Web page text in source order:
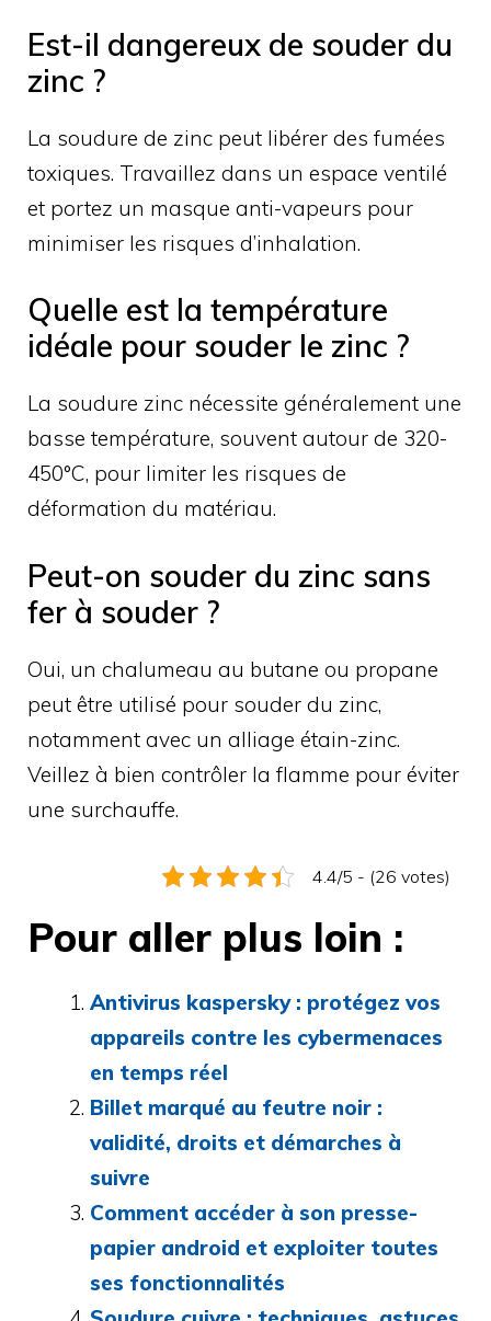
Est-il dangereux de souder du
zinc ?
La soudure de zinc peut libérer des fumées
toxiques. Travaillez dans un espace ventilé
et portez un masque anti-vapeurs pour
minimiser les risques d’inhalation.
Quelle est la température
idéale pour souder le zinc ?
La soudure zinc nécessite généralement une
basse température, souvent autour de 320-
450°C, pour limiter les risques de
déformation du matériau.
Peut-on souder du zinc sans
fer à souder ?
Oui, un chalumeau au butane ou propane
peut être utilisé pour souder du zinc,
notamment avec un alliage étain-zinc.
Veillez à bien contrôler la flamme pour éviter
une surchauffe.
4.4/5 - (26 votes)
Pour aller plus loin :
Antivirus kaspersky : protégez vos
appareils contre les cybermenaces
en temps réel
Billet marqué au feutre noir :
validité, droits et démarches à
suivre
Comment accéder à son presse-
papier android et exploiter toutes
ses fonctionnalités